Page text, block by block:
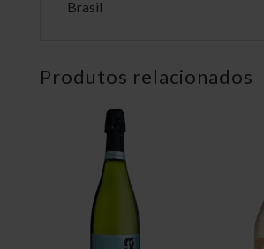
Brasil
Produtos relacionados